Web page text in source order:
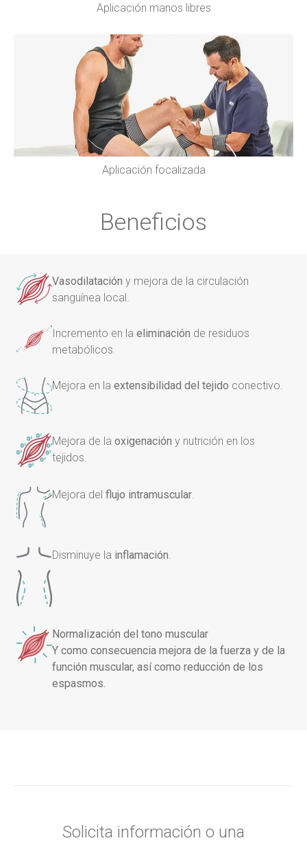
Aplicación manos libres
Aplicación focalizada
Beneficios
Vasodilatación y mejora de la circulación
sanguínea local.
Incremento en la eliminación de residuos
metabólicos.
Mejora en la extensibilidad del tejido conectivo.
Mejora de la oxigenación y nutrición en los
tejidos.
Mejora del flujo intramuscular.
Disminuye la inflamación.
Normalización del tono muscular
Y como consecuencia mejora de la fuerza y de la
función muscular, así como reducción de los
espasmos.
Solicita información o una